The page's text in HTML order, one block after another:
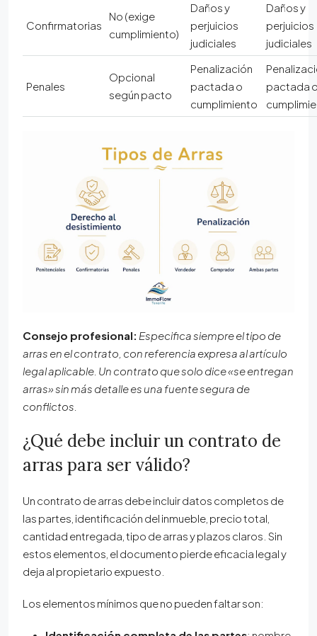
Confirmatorias
No (exige
cumplimiento)
Daños y
perjuicios
judiciales
Daños y
perjuicios
judiciales
Penales
Opcional
según pacto
Penalización
pactada o
cumplimiento
pactada
Consejo profesional: Especifica siempre el tipo de
arras en el contrato, con referencia expresa al artículo
legal aplicable. Un contrato que solo dice «se entregan
arras» sin más detalle es una fuente segura de
conflictos.
¿Qué debe incluir un contrato de
arras para ser válido?
Un contrato de arras debe incluir datos completos de
las partes, identificación del inmueble, precio total,
cantidad entregada, tipo de arras y plazos claros. Sin
estos elementos, el documento pierde eficacia legal y
deja al propietario expuesto.
Los elementos mínimos que no pueden faltar son: